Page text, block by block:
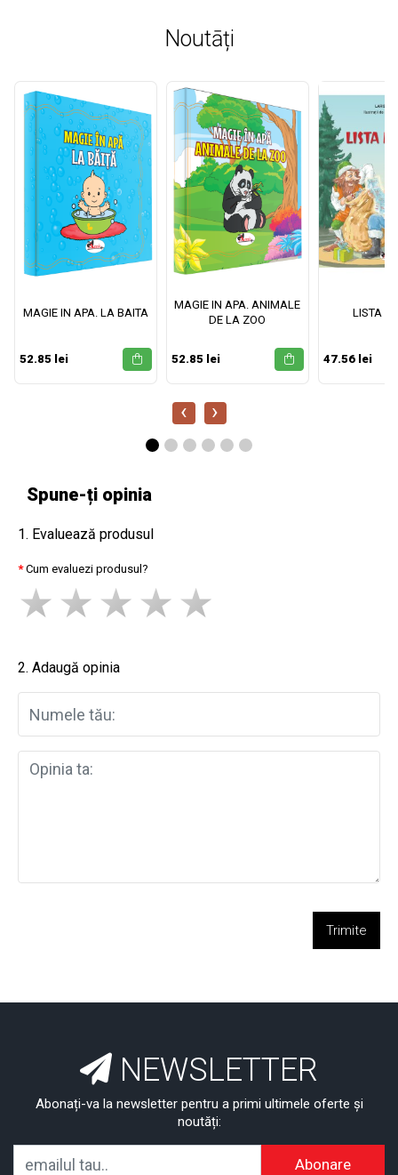
Noutāți
MAGIE IN APA. LA BAITA
52.85 lei
MAGIE IN APA. ANIMALE
DE LA ZOO
52.85 lei
LISTA
47.56 lei
‹ ›
Spune-ți opinia
1. Evaluează produsul
Cum evaluezi produsul?
2. Adaugă opinia
Trimite
NEWSLETTER
Abonați-va la newsletter pentru a primi ultimele oferte și
noutăți:
Abonare